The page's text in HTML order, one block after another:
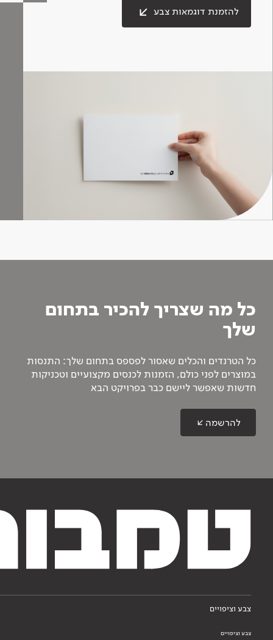
להזמנת דוגמאות צבע
כל מה שצריך להכיר בתחום
שלך
כל הטרנדים והכלים שאסור לפספס בתחום שלך: התנסות
במוצרים לפני כולם, הזמנות לכנסים מקצועיים וטכניקות
חדשות שאפשר ליישם כבר בפרויקט הבא
להרשמה
צבע וציפויים
צבע וציפויים